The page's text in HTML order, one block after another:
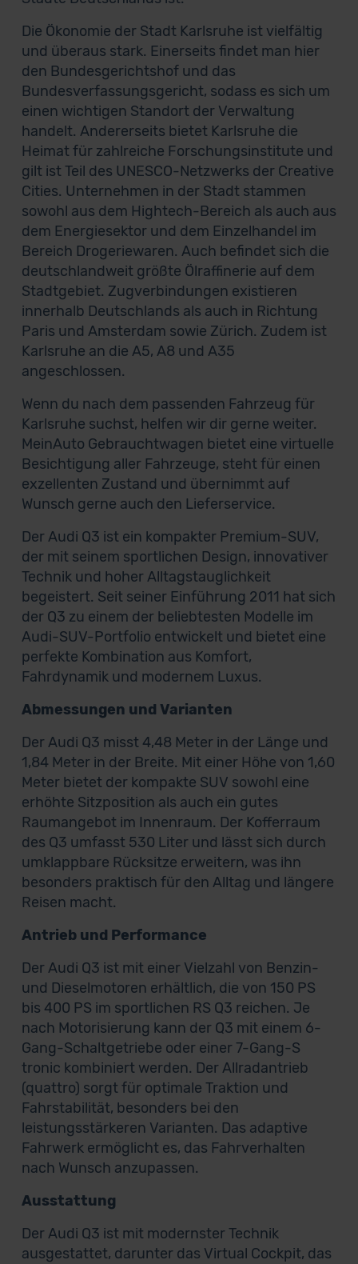
Die Ökonomie der Stadt Karlsruhe ist vielfältig
und überaus stark. Einerseits findet man hier
den Bundesgerichtshof und das
Bundesverfassungsgericht, sodass es sich um
einen wichtigen Standort der Verwaltung
handelt. Andererseits bietet Karlsruhe die
Heimat für zahlreiche Forschungsinstitute und
gilt ist Teil des UNESCO-Netzwerks der Creative
Cities. Unternehmen in der Stadt stammen
sowohl aus dem Hightech-Bereich als auch aus
dem Energiesektor und dem Einzelhandel im
Bereich Drogeriewaren. Auch befindet sich die
deutschlandweit größte Ölraffinerie auf dem
Stadtgebiet. Zugverbindungen existieren
innerhalb Deutschlands als auch in Richtung
Paris und Amsterdam sowie Zürich. Zudem ist
Karlsruhe an die A5, A8 und A35
angeschlossen.
Wenn du nach dem passenden Fahrzeug für
Karlsruhe suchst, helfen wir dir gerne weiter.
MeinAuto Gebrauchtwagen bietet eine virtuelle
Besichtigung aller Fahrzeuge, steht für einen
exzellenten Zustand und übernimmt auf
Wunsch gerne auch den Lieferservice.
Der Audi Q3 ist ein kompakter Premium-SUV,
der mit seinem sportlichen Design, innovativer
Technik und hoher Alltagstauglichkeit
begeistert. Seit seiner Einführung 2011 hat sich
der Q3 zu einem der beliebtesten Modelle im
Audi-SUV-Portfolio entwickelt und bietet eine
perfekte Kombination aus Komfort,
Fahrdynamik und modernem Luxus.
Abmessungen und Varianten
Der Audi Q3 misst 4,48 Meter in der Länge und
1,84 Meter in der Breite. Mit einer Höhe von 1,60
Meter bietet der kompakte SUV sowohl eine
erhöhte Sitzposition als auch ein gutes
Raumangebot im Innenraum. Der Kofferraum
des Q3 umfasst 530 Liter und lässt sich durch
umklappbare Rücksitze erweitern, was ihn
besonders praktisch für den Alltag und längere
Reisen macht.
Antrieb und Performance
Der Audi Q3 ist mit einer Vielzahl von Benzin-
und Dieselmotoren erhältlich, die von 150 PS
bis 400 PS im sportlichen RS Q3 reichen. Je
nach Motorisierung kann der Q3 mit einem 6-
Gang-Schaltgetriebe oder einer 7-Gang-S
tronic kombiniert werden. Der Allradantrieb
(quattro) sorgt für optimale Traktion und
Fahrstabilität, besonders bei den
leistungsstärkeren Varianten. Das adaptive
Fahrwerk ermöglicht es, das Fahrverhalten
nach Wunsch anzupassen.
Ausstattung
Der Audi Q3 ist mit modernster Technik
ausgestattet, darunter das Virtual Cockpit, das